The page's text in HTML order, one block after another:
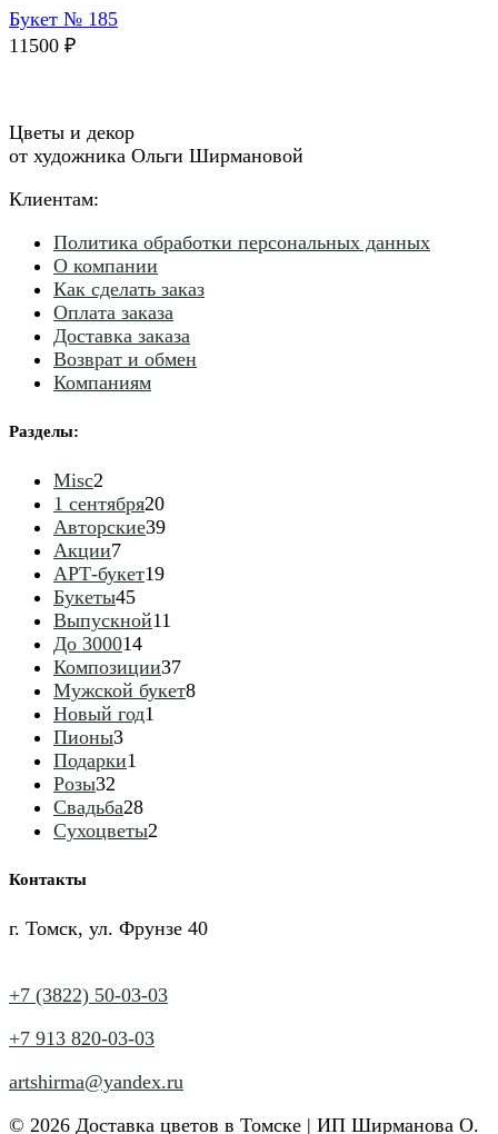
Букет № 185
11500 ₽
Цветы и декор
от художника Ольги Ширмановой
Клиентам:
Политика обработки персональных данных
О компании
Как сделать заказ
Оплата заказа
Доставка заказа
Возврат и обмен
Компаниям
Разделы:
Misc2
товара
1 сентября2020
товаров
Авторские3939
Акции77
товаров
АРТ-букет1919
Букеты4545
товаров
Выпускной11
До 30001414
товаров
Композиции3737
товаров
Мужской букет88
Новый год1
Пионы33
товара
Подарки1
Розы32
товара
Свадьба2828
товаров
Сухоцветы2
Контакты
г. Томск, ул. Фрунзе 40
+7 (3822) 50-03-03
+7 913 820-03-03
artshirma@yandex.ru
© 2026 Доставка цветов в Томске | ИП Ширманова О.